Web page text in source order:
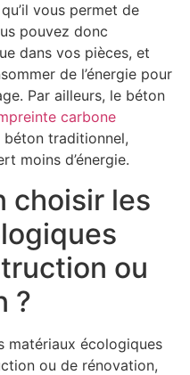
vous permet de
pouvez donc
dans vos pièces, et
de l’énergie pour
Par ailleurs, le béton
carbone
béton traditionnel,
moins d’énergie.
choisir les
ou
?
matériaux écologiques
ou de rénovation,